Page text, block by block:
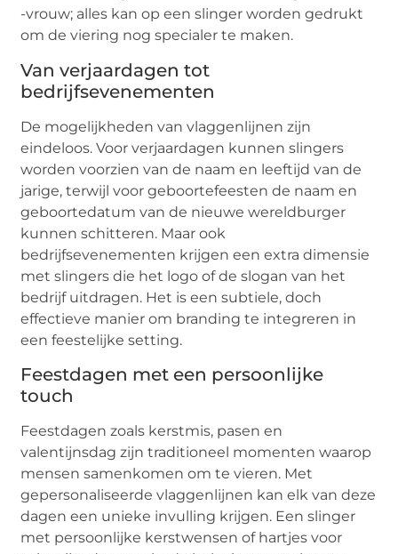
-vrouw; alles kan op een slinger worden gedrukt
om de viering nog specialer te maken.
Van verjaardagen tot
bedrijfsevenementen
De mogelijkheden van vlaggenlijnen zijn
eindeloos. Voor verjaardagen kunnen slingers
worden voorzien van de naam en leeftijd van de
jarige, terwijl voor geboortefeesten de naam en
geboortedatum van de nieuwe wereldburger
kunnen schitteren. Maar ook
bedrijfsevenementen krijgen een extra dimensie
met slingers die het logo of de slogan van het
bedrijf uitdragen. Het is een subtiele, doch
effectieve manier om branding te integreren in
een feestelijke setting.
Feestdagen met een persoonlijke
touch
Feestdagen zoals kerstmis, pasen en
valentijnsdag zijn traditioneel momenten waarop
mensen samenkomen om te vieren. Met
gepersonaliseerde vlaggenlijnen kan elk van deze
dagen een unieke invulling krijgen. Een slinger
met persoonlijke kerstwensen of hartjes voor